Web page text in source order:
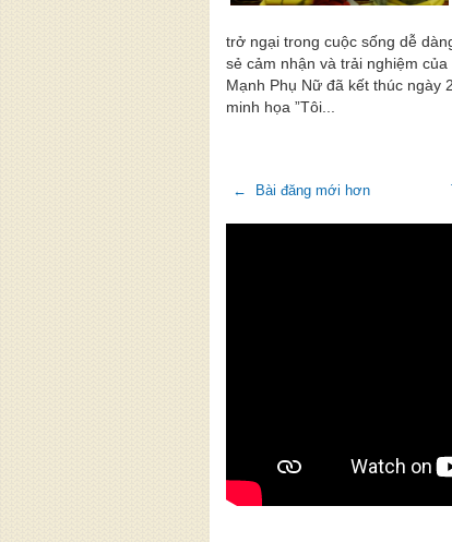
trở ngại trong cuộc sống dễ
sẻ cảm nhận và trải nghiệm
Mạnh Phụ Nữ đã kết thúc ngày
minh họa ”Tôi...
← Bài đăng mới hơn